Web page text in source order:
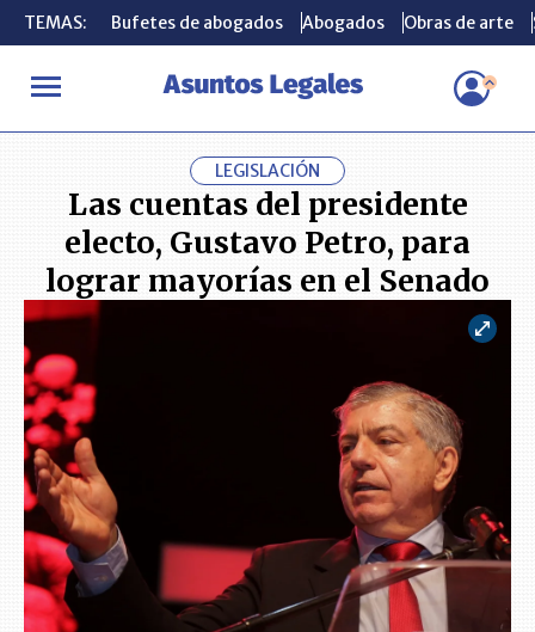
TEMAS: Bufetes de abogados Abogados Obras de arte
INICIO ACTUALIDAD Las cuentas del presidente electo,
TEMAS: Bufetes de abogados Abogados Obras de arte
LEGISLACIÓN
Las cuentas del presidente
electo, Gustavo Petro, para
lograr mayorías en el Senado